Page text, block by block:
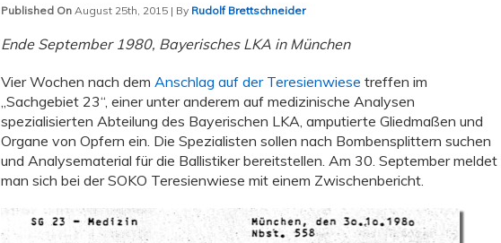
Published On August 25th, 2015 | By Rudolf Brettschneider
Ende September 1980, Bayerisches LKA in München
Vier Wochen nach dem Anschlag auf der Teresienwiese treffen im
„Sachgebiet 23“, einer unter anderem auf medizinische Analysen
spezialisierten Abteilung des Bayerischen LKA, amputierte Gliedmaßen und
Organe von Opfern ein. Die Spezialisten sollen nach Bombensplittern suchen
und Analysematerial für die Ballistiker bereitstellen. Am 30. September meldet
man sich bei der SOKO Teresienwiese mit einem Zwischenbericht.